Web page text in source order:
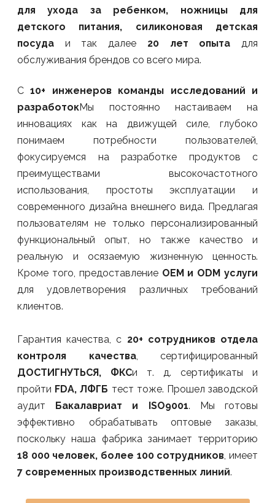
для ухода за ребенком, ножницы для
детского питания, силиконовая детская
посуда и так далее 20 лет опыта для
обслуживания брендов со всего мира.
С10+ инженеров команды исследований и
разработокМы постоянно настаиваем на
инновациях как на движущей силе, глубоко
понимаем потребности пользователей,
фокусируемся на разработке продуктов с
преимуществами высокочастотного
использования, простоты эксплуатации и
современного дизайна внешнего вида. Предлагая
пользователям не только персонализированный
функциональный опыт, но также качество и
реальную и осязаемую жизненную ценность.
Кроме того, предоставление OEM и ODM услуги
для удовлетворения различных требований
клиентов.
Гарантия качества, с 20+ сотрудников отдела
контроля качества, сертифицированный
ДОСТИГНУТЬСЯ, ФКСи т. д. сертификаты и
пройти FDA, ЛФГБ тест тоже. Прошел заводской
аудит Бакалавриат и ISO9001. Мы готовы
эффективно обрабатывать оптовые заказы,
поскольку наша фабрика занимает территорию
18 000 человек, более 100 сотрудников, имеет
7 современных производственных линий.